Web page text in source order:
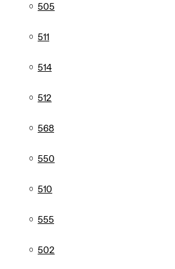
505
511
514
512
568
550
510
555
502